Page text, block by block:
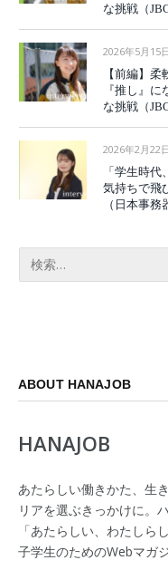
な挑戦（
2026年5月15日
【前編】
『推し』
な挑戦（
2026年2月22日
「学生時
気持ちで飛
（日本事務
ABOUT HANAJOB
HANAJOB
あたらしい働きかた、生
リアを選ぶきっかけに。
「あたらしい、わたしら
子学生のためのWebマガ